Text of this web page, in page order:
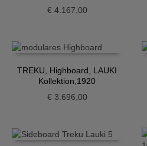
€4.167,00
TREKU, Highboard, LAUKI
Kollektion,1920
€3.696,00